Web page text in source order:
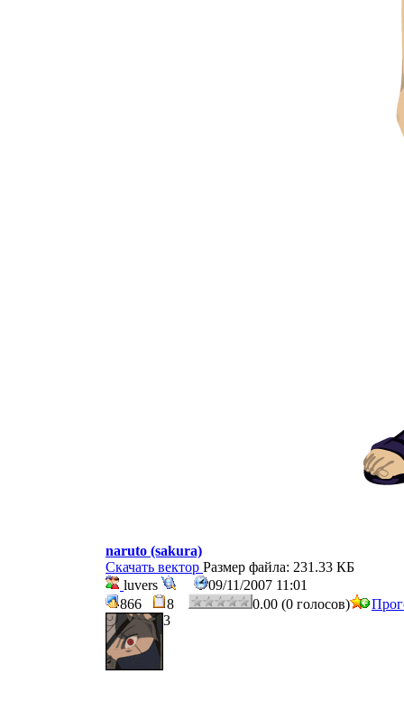
naruto (sakura)
Скачать вектор Размер файла: 231.33 КБ
luvers
09/11/2007 11:01
866
8 0.00 (0 голосов)
3